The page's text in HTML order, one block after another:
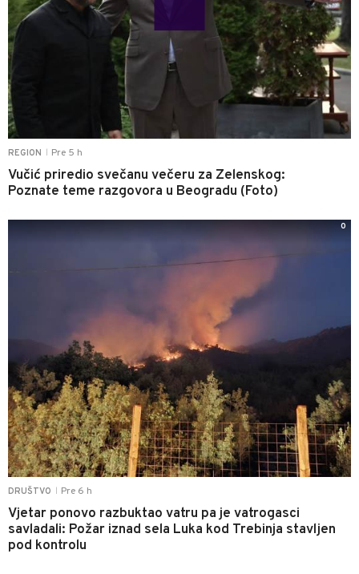
REGION Pre 5 h
Vučić priredio svečanu večeru za Zelenskog:
Poznate teme razgovora u Beogradu (Foto)
DRUŠTVO Pre 6 h
Vjetar ponovo razbuktao vatru pa je vatrogasci
savladali: Požar iznad sela Luka kod Trebinja stavljen
pod kontrolu
0